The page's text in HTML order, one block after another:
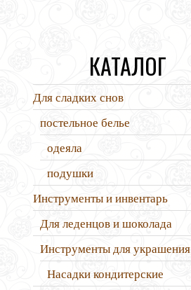
КАТАЛОГ
Для сладких снов
постельное белье
одеяла
подушки
Инструменты и инвентарь
Для леденцов и шоколада
Инструменты для украшения
Насадки кондитерские